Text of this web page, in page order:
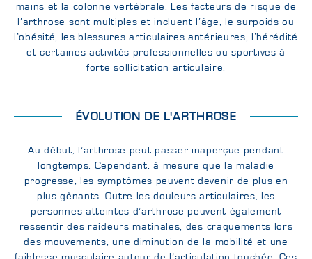
mains et la colonne vertébrale. Les facteurs de risque de
l’arthrose sont multiples et incluent l’âge, le surpoids ou
l’obésité, les blessures articulaires antérieures, l’hérédité
et certaines activités professionnelles ou sportives à
forte sollicitation articulaire.
ÉVOLUTION DE L'ARTHROSE
Au début, l’arthrose peut passer inaperçue pendant
longtemps. Cependant, à mesure que la maladie
progresse, les symptômes peuvent devenir de plus en
plus gênants. Outre les douleurs articulaires, les
personnes atteintes d’arthrose peuvent également
ressentir des raideurs matinales, des craquements lors
des mouvements, une diminution de la mobilité et une